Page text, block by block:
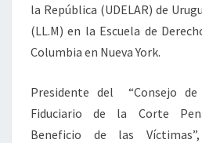
H
E
I
la República (UDELAR) de
(LL.M) en la Escuela de
Columbia en Nueva York.
Presidente del “Consejo de
Fiduciario de la Corte
Beneficio de las